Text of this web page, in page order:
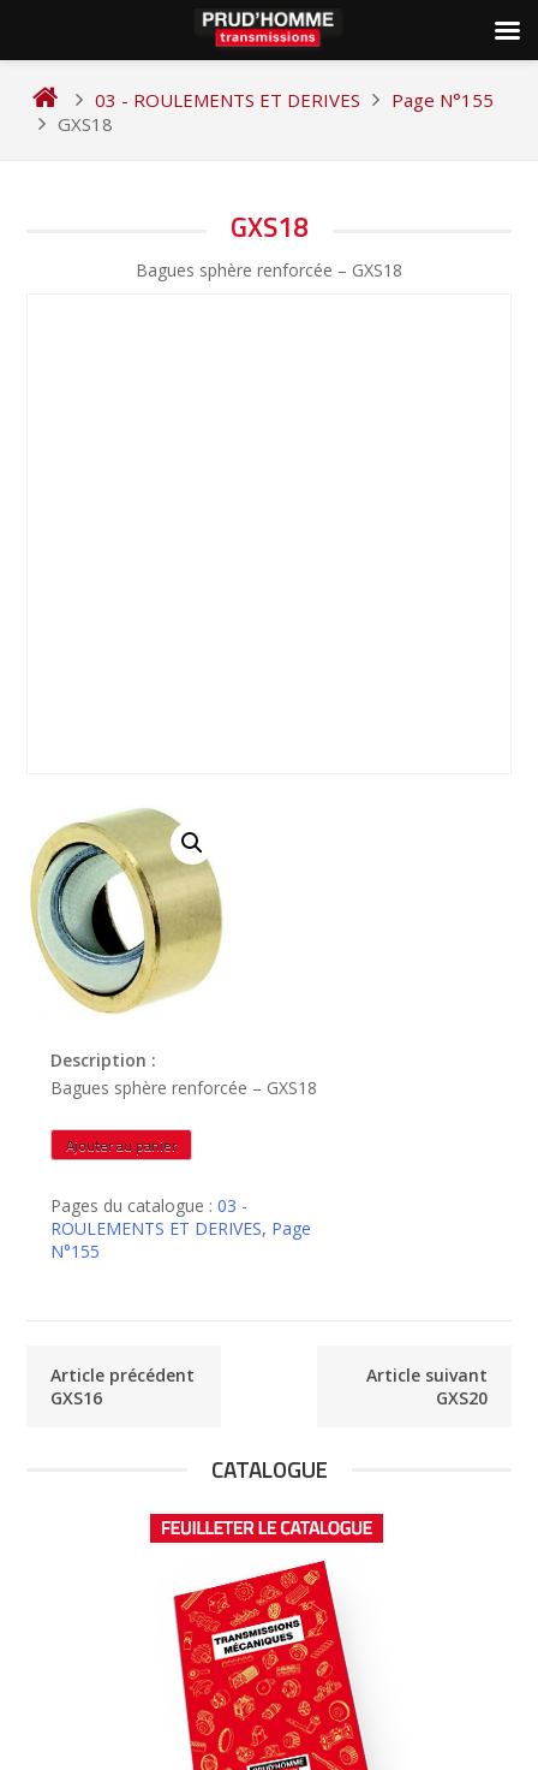
content
03 - ROULEMENTS ET DERIVES
Page N°155
GXS18
GXS18
Bagues sphère renforcée – GXS18
Description :
Bagues sphère renforcée – GXS18
quantité
de
Ajouter au panier
Pages du catalogue :03 -
ROULEMENTS ET DERIVES, Page
N°155
Article précédent
GXS16
Article suivant
GXS20
CATALOGUE